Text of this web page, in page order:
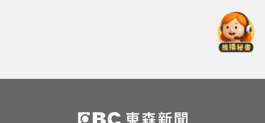
蔡裕昌罹癌 享壽71歲
涉製毒、跨國販毒！埃及女星被判